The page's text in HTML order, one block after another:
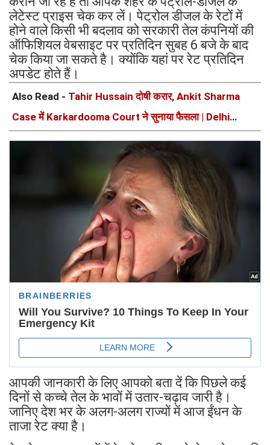
लेटेस्ट प्राइस चेक कर लें। पेट्रोल डीजल के रेटों में
होने वाले किसी भी बदलाव को सरकारी तेल कंपनियों की
ऑफिशियल वेबसाइट पर प्रतिदिन सुबह 6 बजे के बाद
चेक किया जा सकते है। क्योंकि यहां पर रेट प्रतिदिन
अपडेट होते हैं।
Also Read - Tahir Hussain दोषी करार, Ankit Sharma
Case में Karkardooma Court ने सुनाया फैसला | Delhi
Violence
आपकी जानकारी के लिए आपको बता दें कि पिछले कई
दिनों से कच्चे तेल के भावों में उतार-चढ़ाव जारी है।
जानिए देश भर के अलग-अलग राज्यों में आज ईंधन के
ताजा रेट क्या है।